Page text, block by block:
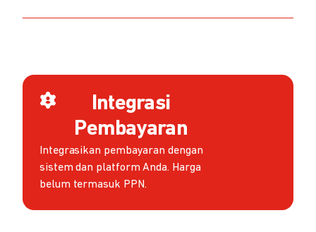
Integrasi
Pembayaran
Integrasikan pembayaran dengan
sistem dan platform Anda. Harga
belum termasuk PPN.